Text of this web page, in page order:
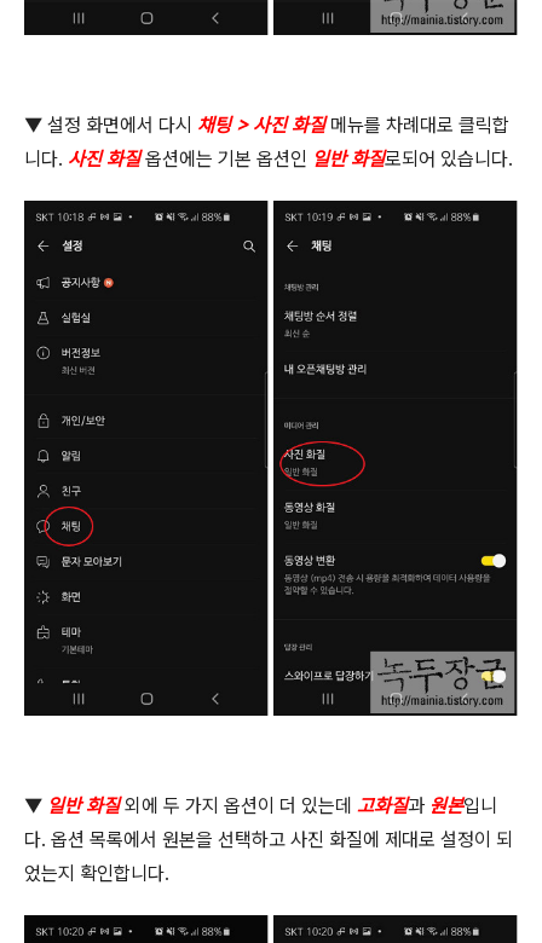
▼ 설정 화면에서 다시 채팅> 사진 화질 메뉴를 차례대로 클릭합
니다. 사진 화질 옵션에는 기본 옵션인 일반 화질로되어 있습니다.
▼ 일반 화질 외에 두 가지 옵션이 더 있는데 고화질과 원본입니
다. 옵션 목록에서 원본을 선택하고 사진 화질에 제대로 설정이 되
었는지 확인합니다.